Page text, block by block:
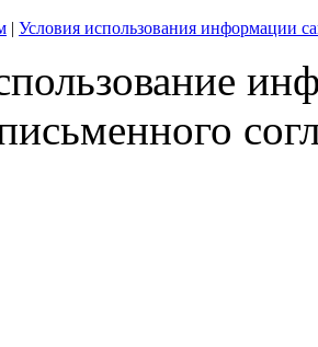
| Условия использования информации